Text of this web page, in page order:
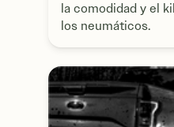
la comodidad y el
los neumáticos.